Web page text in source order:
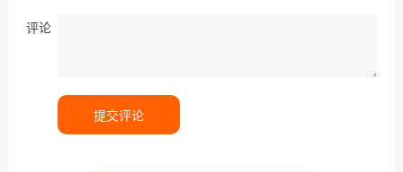
评论
提交评论